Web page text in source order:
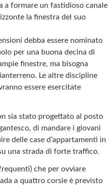
a formare un fastidioso canale
la finestra del suo
debba essere nominato
per una buona decina di
finestre, ma bisogna
Le altre discipline
essere esercitate
sia stato progettato al posto
di mandare i giovani
delle case d’appartamenti in
una strada di forte traffico.
che per ovviare
a quattro corsie è previsto